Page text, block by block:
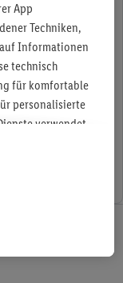
App
Techniken,
Informationen
technisch
für komfortable
personalisierte
verwendet.
zu den
auf „Ablehnen“
allen